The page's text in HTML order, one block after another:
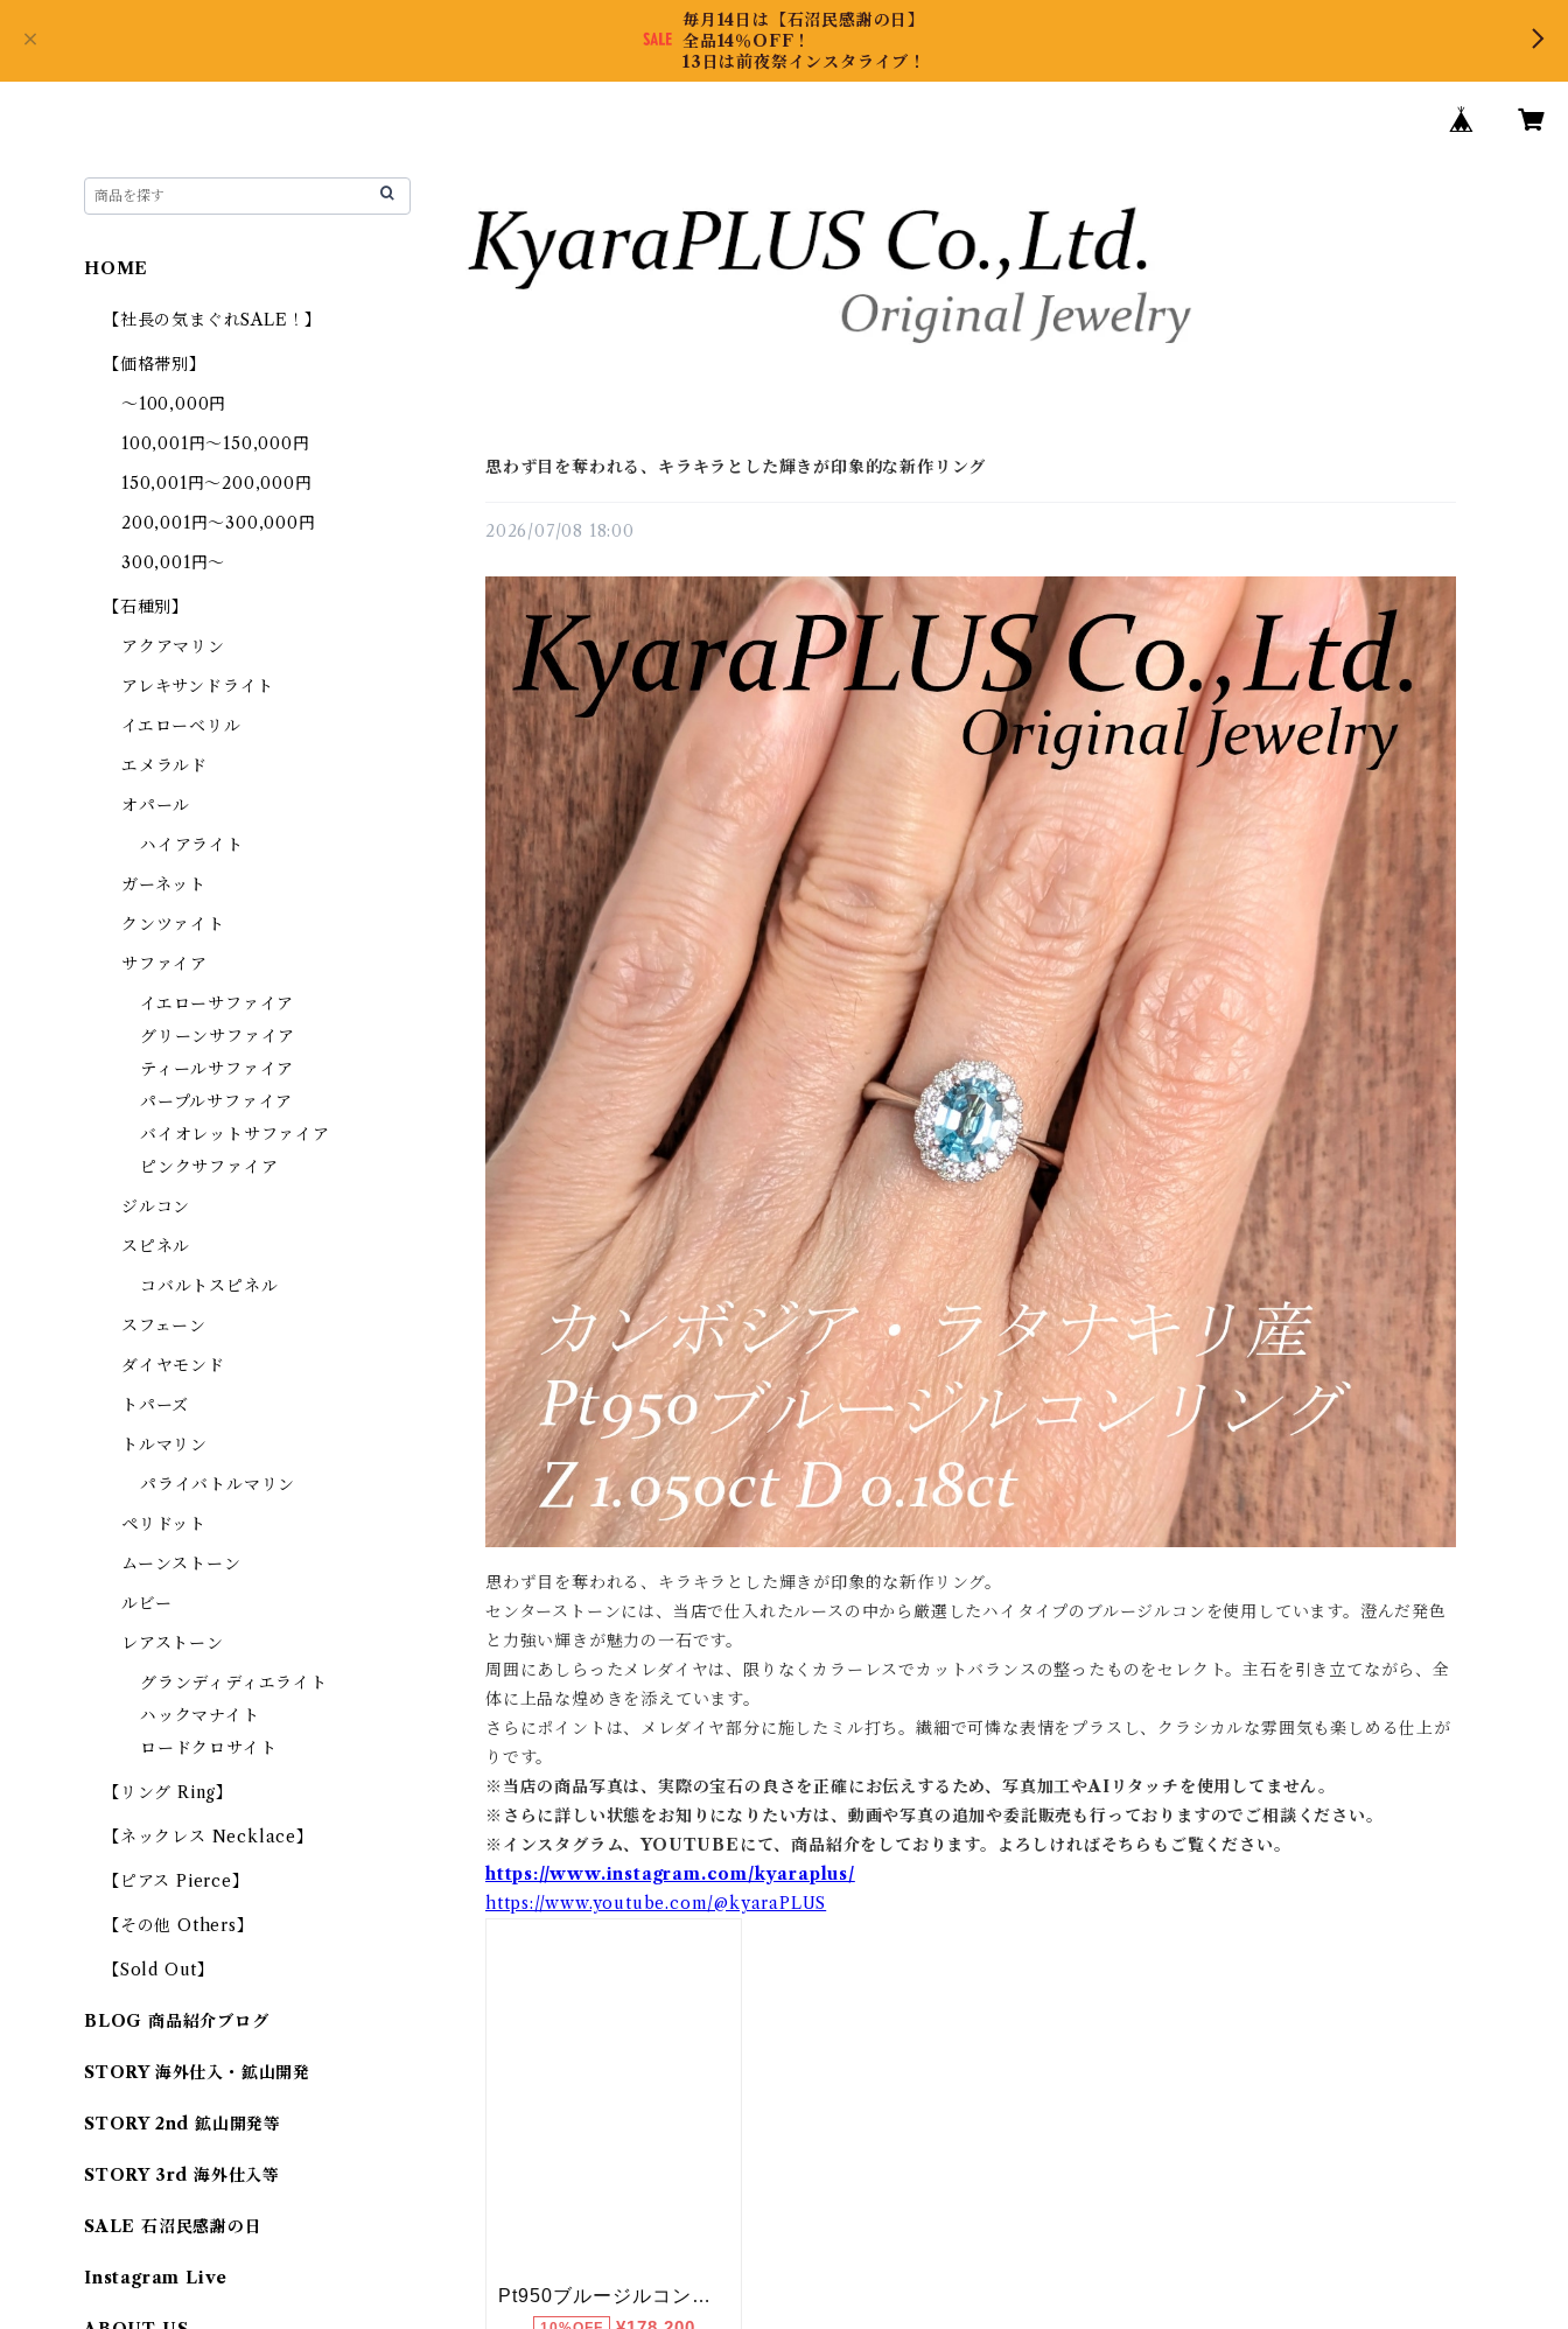
毎月14日は【石沼民感謝の日】
全品14％OFF！
13日は前夜祭インスタライブ！
思わず目を奪われる、キラキラとした輝きが印象的な新作リング
2026/07/08 18:00
思わず目を奪われる、キラキラとした輝きが印象的な新作リング。
センターストーンには、当店で仕入れたルースの中から厳選したハイタイプのブルージルコンを使用しています。澄んだ発色
と力強い輝きが魅力の一石です。
周囲にあしらったメレダイヤは、限りなくカラーレスでカットバランスの整ったものをセレクト。主石を引き立てながら、全
体に上品な煌めきを添えています。
さらにポイントは、メレダイヤ部分に施したミル打ち。繊細で可憐な表情をプラスし、クラシカルな雰囲気も楽しめる仕上が
りです。
※当店の商品写真は、実際の宝石の良さを正確にお伝えするため、写真加工やAIリタッチを使用してません。
※ さらに詳しい状態をお知りになりたい方は、動画や写真の追加や委託販売も行っておりますのでご相談ください。
※ インスタグラム、YOUTUBEにて、商品紹介をしております。よろしければそちらもご覧ください。
https://www.instagram.com/kyaraplus/
https://www.youtube.com/@kyaraPLUS
HOME
【社長の気まぐれSALE！】
【価格帯別】
～100,000円
100,001円～150,000円
150,001円～200,000円
200,001円～300,000円
300,001円～
【石種別】
アクアマリン
アレキサンドライト
イエローベリル
エメラルド
オパール
ハイアライト
ガーネット
クンツァイト
サファイア
イエローサファイア
グリーンサファイア
ティールサファイア
パープルサファイア
バイオレットサファイア
ピンクサファイア
ジルコン
スピネル
コバルトスピネル
スフェーン
ダイヤモンド
トパーズ
トルマリン
パライバトルマリン
ペリドット
ムーンストーン
ルビー
レアストーン
グランディディエライト
ハックマナイト
ロードクロサイト
【リング Ring】
【ネックレス Necklace】
【ピアス Pierce】
【その他 Others】
【Sold Out】
BLOG 商品紹介ブログ
STORY 海外仕入・鉱山開発
STORY 2nd 鉱山開発等
STORY 3rd 海外仕入等
SALE 石沼民感謝の日
Instagram Live